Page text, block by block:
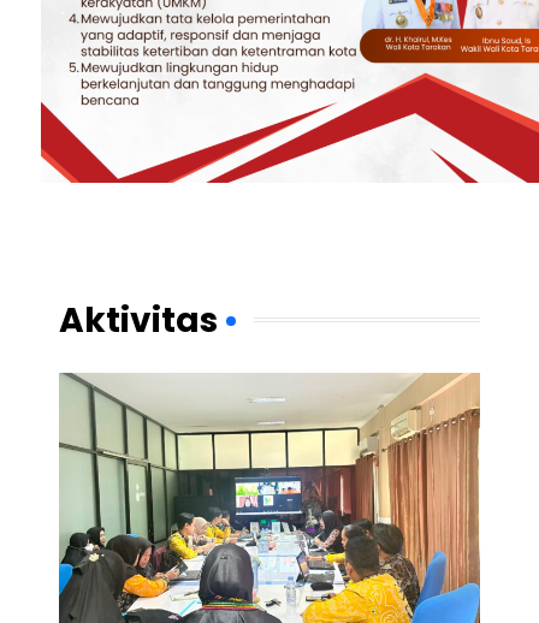
Aktivitas